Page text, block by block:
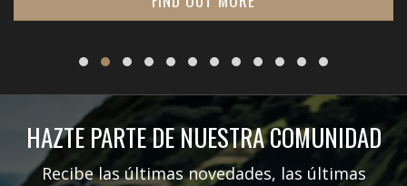
HAZTE PARTE DE NUESTRA COMUNIDAD
Recibe las últimas novedades, las últimas